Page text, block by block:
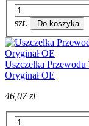
szt. Do koszyka
Uszczelka
Oryginał OE
46,07 zł